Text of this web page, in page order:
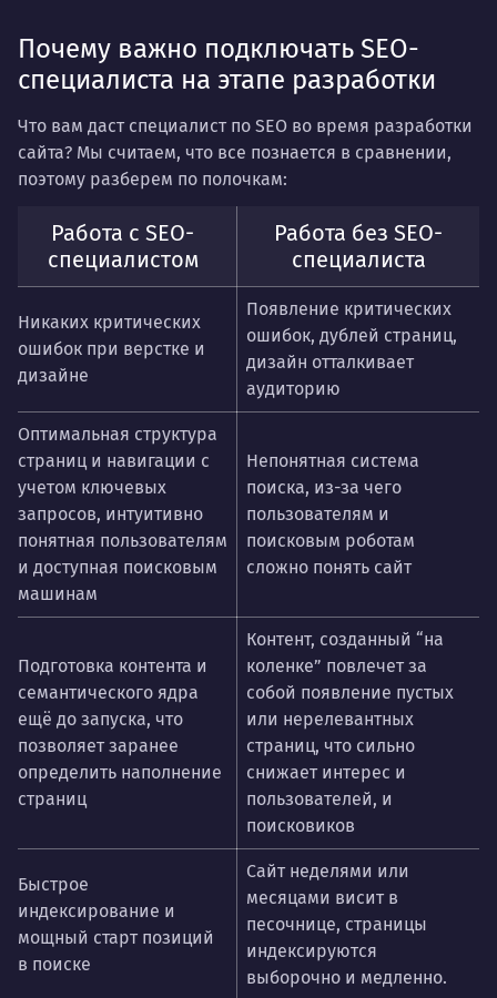
Почему важно подключать SEO-
специалиста на этапе разработки
Что вам даст специалист по SEO во время разработки
сайта? Мы считаем, что все познается в сравнении,
поэтому разберем по полочкам:
Работа с SEO-
специалистом
Работа без SEO-
специалиста
Никаких критических
ошибок при верстке и
дизайне
Появление критических
ошибок, дублей страниц,
дизайн отталкивает
аудиторию
Оптимальная структура
страниц и навигации с
учетом ключевых
запросов, интуитивно
понятная пользователям
и доступная поисковым
машинам
Непонятная система
поиска, из-за чего
пользователям и
поисковым роботам
сложно понять сайт
Подготовка контента и
семантического ядра
ещё до запуска, что
позволяет заранее
определить наполнение
страниц
Контент, созданный “на
коленке” повлечет за
собой появление пустых
или нерелевантных
страниц, что сильно
снижает интерес и
пользователей, и
поисковиков
Быстрое
индексирование и
мощный старт позиций
в поиске
Сайт неделями или
месяцами висит в
песочнице, страницы
индексируются
выборочно и медленно.